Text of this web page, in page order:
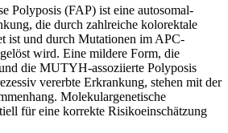
Polyposis (FAP) ist eine autosomal-
die durch zahlreiche kolorektale
ist und durch Mutationen im APC-
wird. Eine mildere Form, die
die MUTYH-assoziierte Polyposis
vererbte Erkrankung, stehen mit der
Molekulargenetische
für eine korrekte Risikoeinschätzung